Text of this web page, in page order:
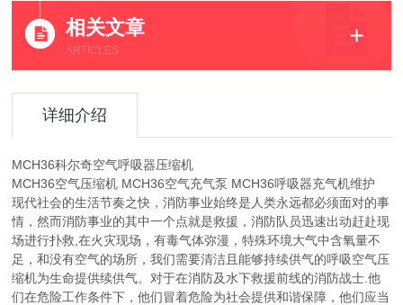
相关文章
ARTICLES
详细介绍
MCH36科尔奇空气呼吸器压缩机
MCH36空气压缩机 MCH36空气充气泵 MCH36呼吸器充气机维护
现代社会的生活节奏之快，消防事业始终是人类永远都必须面对的事
情，然而消防事业的其中一个点就是救援，消防队员迅速出动赶赴现
场进行扑救,在火灾现场，有毒气体弥漫，特殊环境大气中含氧量不
足，和没有空气的场所，我们需要清洁且能够持续供气的呼吸空气压
缩机为生命提供续供气。对于在消防及水下救援前线的消防战士.他
们在危险工作条件下，他们冒着危险为社会提供和谐保障，他们应当